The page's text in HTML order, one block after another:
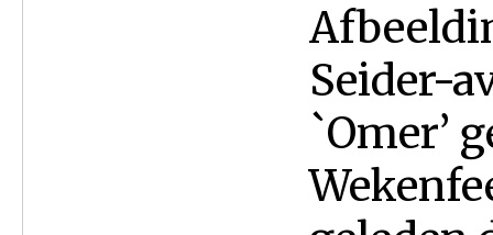
Seider-
`Omer’